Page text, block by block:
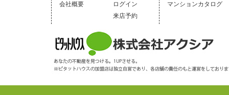
会社概要
ログイン
来店予約
マンションカタログ